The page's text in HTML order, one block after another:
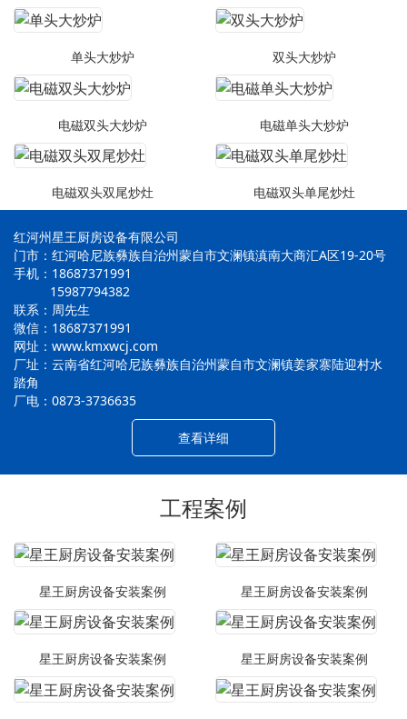
单头大炒炉 双头大炒炉
电磁双头大炒炉 电磁单头大炒炉
电磁双头双尾炒灶 电磁双头单尾炒灶
红河州星王厨房设备有限公司
门市：红河哈尼族彝族自治州蒙自市文澜镇滇南大商汇A区19-20号
手机：18687371991
15987794382
联系：周先生
微信：18687371991
网址：www.kmxwcj.com
厂址：云南省红河哈尼族彝族自治州蒙自市文澜镇姜家寨陆迎村水
踏角
厂电：0873-3736635
查看详细
工程案例
星王厨房设备安装案例 星王厨房设备安装案例
星王厨房设备安装案例 星王厨房设备安装案例